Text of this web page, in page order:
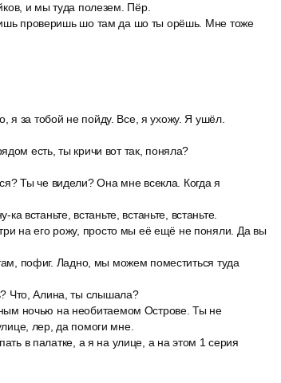
и мы туда полезем. Пёр.
проверишь шо там да шо ты орёшь. Мне тоже
я за тобой не пойду. Все, я ухожу. Я ушёл.
есть, ты кричи вот так, поняла?
Ты че видели? Она мне всекла. Когда я
встаньте, встаньте, встаньте, встаньте.
на его рожу, просто мы её ещё не поняли. Да вы
пофиг. Ладно, мы можем поместиться туда
Что, Алина, ты слышала?
ночью на необитаемом Острове. Ты не
лер, да помоги мне.
в палатке, а я на улице, а на этом 1 серия